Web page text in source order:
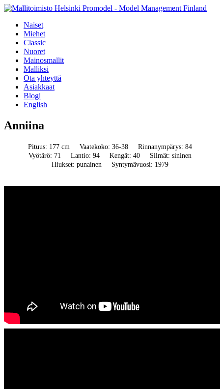
Naiset
Miehet
Classic
Nuoret
Mainosmallit
Malliksi
Ota yhteyttä
Asiakkaat
Blogi
English
Anniina
Pituus: 177 cm Vaatekoko: 36-38
Rinnanympärys: 84
Vyötärö: 71
Lantio: 94 Kengät: 40
Silmät: sininen
Hiukset: punainen
Syntymävuosi: 1979